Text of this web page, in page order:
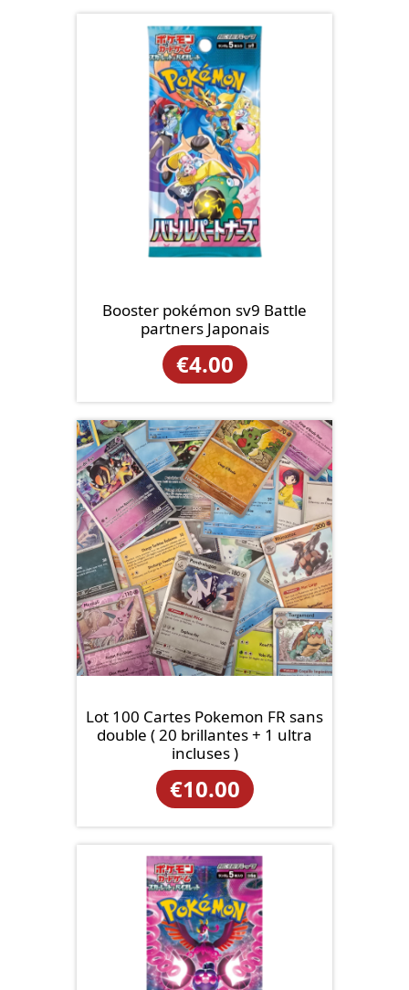
Booster pokémon sv9 Battle
partners Japonais
€4.00
Lot 100 Cartes Pokemon FR sans
double ( 20 brillantes + 1 ultra
incluses )
€10.00